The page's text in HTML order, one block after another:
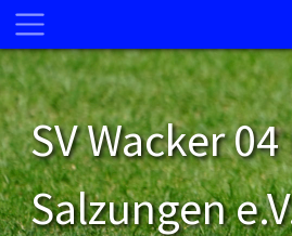
SV Wacker
Salzungen